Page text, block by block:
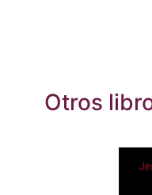
Otros